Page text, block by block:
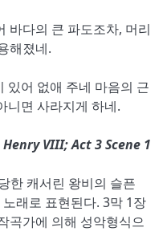
바다의 큰 파도조차, 머리
해졌네.
있어 없애 주네 마음의 근
니면 사라지게 하네.
VIII; Act 3 Scene 1
한 캐서린 왕비의 슬픈
래로 표현된다. 3막 1장
곡가에 의해 성악형식으